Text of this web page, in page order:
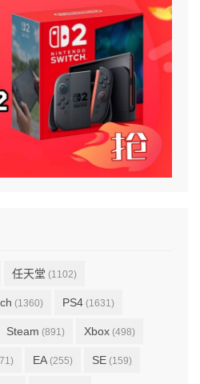
任天堂 (1102)
(1360) PS4 (1631)
Steam (891) Xbox (498)
EA (255) SE (159)